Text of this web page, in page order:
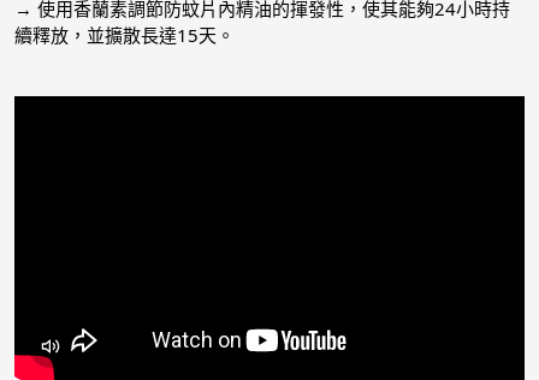
→ 使用香蘭素調節防蚊片內精油的揮發性，使其能夠24小時持
續釋放，並擴散長達15天。